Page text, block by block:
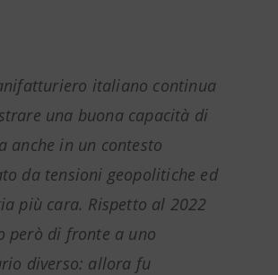
italiano continua
una buona capacità di
anche in un contesto
da tensioni geopolitiche ed
più cara. Rispetto al 2022
però di fronte a uno
diverso: allora fu